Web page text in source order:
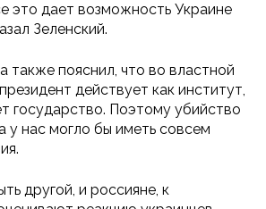
это дает возможность Украине
Зеленский.
также пояснил, что во властной
действует как институт,
государство. Поэтому убийство
у нас могло бы иметь совсем
другой, и россияне, к